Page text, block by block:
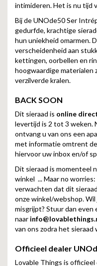
intimideren. Het is nu tijd
Bij de UNOde50 Ser
gedurfde, krachtige
hun uniekheid omarmen.
verscheidenheid aan
kettingen, oorbellen en
hoogwaardige materialen
verzilverde kralen.
BACK SOON
Dit sieraad is online
levertijd is 2 tot 3 weken.
ontvang u van ons een
met informatie omtrent
hiervoor uw inbox en/of
Dit sieraad is momenteel
winkel ... Maar no
verwachten dat dit
onze winkel/webshop.
misgrijpt? Stuur dan even
naar
van ons zodra het sieraad
Officieel dealer
Lovable Things is